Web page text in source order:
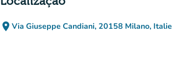
place Via Giuseppe Candiani, 20158 Milano, Italie
(abrir no Google Maps)
(novo separador)